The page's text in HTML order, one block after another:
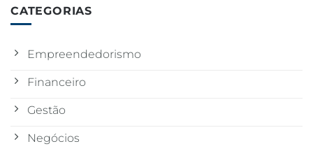
CATEGORIAS
Empreendedorismo
Financeiro
Gestão
Negócios